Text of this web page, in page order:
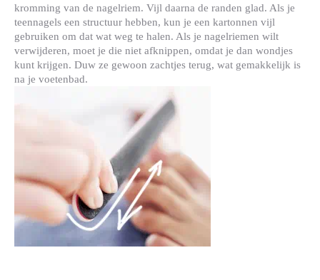
kromming van de nagelriem. Vijl daarna de randen glad. Als je
teennagels een structuur hebben, kun je een kartonnen vijl
gebruiken om dat wat weg te halen. Als je nagelriemen wilt
verwijderen, moet je die niet afknippen, omdat je dan wondjes
kunt krijgen. Duw ze gewoon zachtjes terug, wat gemakkelijk is
na je voetenbad.